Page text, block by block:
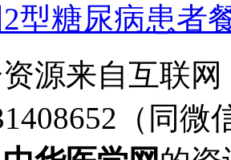
2型糖尿病患者
源来自互联
（同微